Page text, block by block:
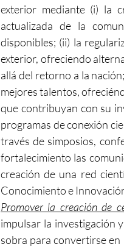
exterior mediante (i) la
actualizada de la
disponibles; (ii) la
exterior, ofreciendo
allá del retorno a la
mejores talentos,
que contribuyan con su
programas de conexión
través de simposios,
fortalecimiento las
creación de una red
Conocimiento e
Promover la creación de
impulsar la investigación
sobra para convertirse